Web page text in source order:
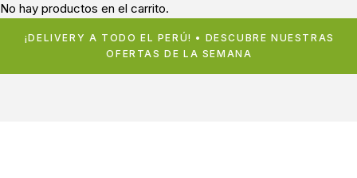
No hay productos en el carrito.
¡DELIVERY A TODO EL PERÚ! • DESCUBRE NUESTRAS
OFERTAS DE LA SEMANA